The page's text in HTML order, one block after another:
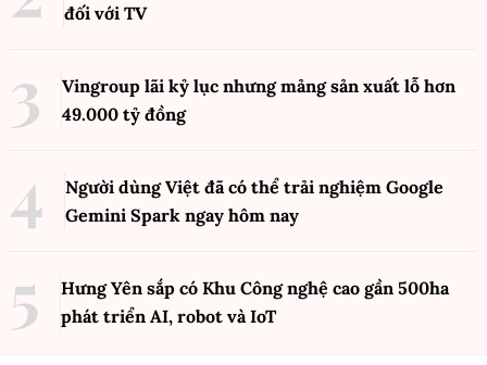
đối với TV
Vingroup lãi kỷ lục nhưng mảng sản xuất lỗ hơn
49.000 tỷ đồng
Người dùng Việt đã có thể trải nghiệm Google
Gemini Spark ngay hôm nay
Hưng Yên sắp có Khu Công nghệ cao gần 500ha
phát triển AI, robot và IoT